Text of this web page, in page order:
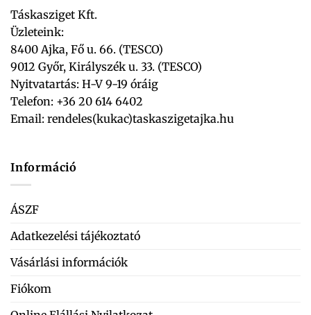
Táskasziget Kft.
Üzleteink:
8400 Ajka, Fő u. 66. (TESCO)
9012 Győr, Királyszék u. 33. (TESCO)
Nyitvatartás: H-V 9-19 óráig
Telefon: +36 20 614 6402
Email: rendeles(kukac)taskaszigetajka.hu
Információ
ÁSZF
Adatkezelési tájékoztató
Vásárlási információk
Fiókom